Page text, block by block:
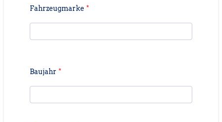
Fahrzeugmarke *
Baujahr *